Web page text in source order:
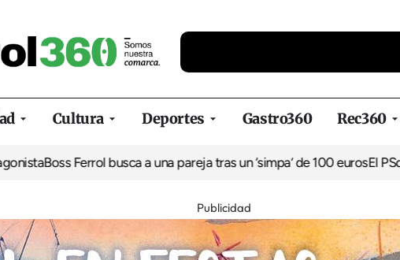
Cultura Deportes Gastro360 Rec360
Ferrol busca a una pareja tras un ‘simpa’ de 100 eurosEl PSdeG
Publicidad